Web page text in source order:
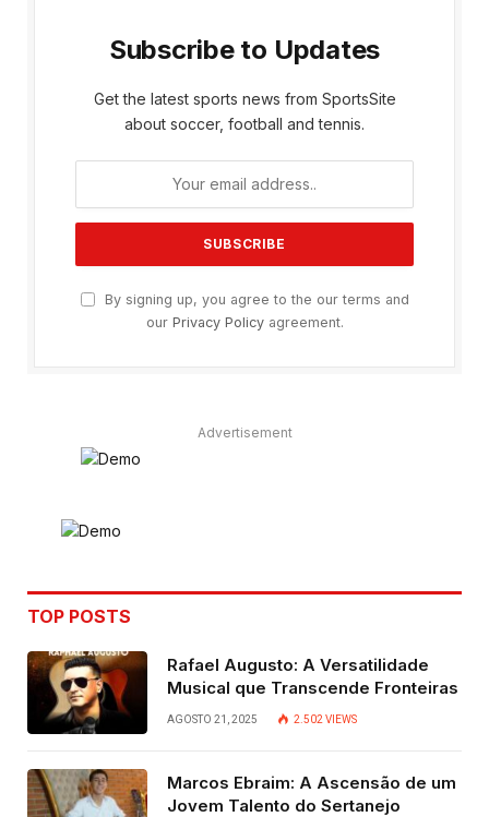
Subscribe to Updates
Get the latest sports news from SportsSite
about soccer, football and tennis.
By signing up, you agree to the our terms and
our Privacy Policyagreement.
Advertisement
TOP POSTS
Rafael Augusto: A Versatilidade
Musical que Transcende Fronteiras
AGOSTO 21, 2025 2.502 VIEWS
Marcos Ebraim: A Ascensão de um
Jovem Talento do Sertanejo